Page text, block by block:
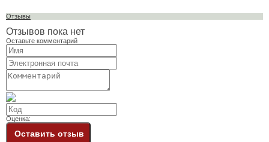
Отзывы
Отзывов пока нет
Оставьте комментарий
Оценка:
Оставить отзыв